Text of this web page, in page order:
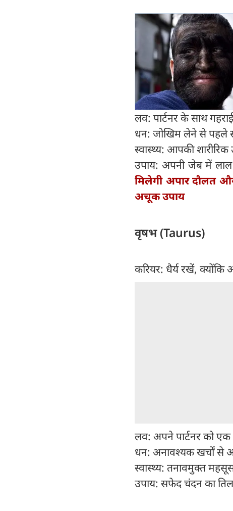
लव: पार्टनर के साथ
धन: जोखिम लेने से पहले
स्वास्थ्य: आपकी शारीरिक
उपाय: अपनी जेब में
मिलेगी अपार दौलत
अचूक उपाय
वृषभ (Taurus)
करियर: धैर्य रखें, क्योंकि
लव: अपने पार्टनर को एक
धन: अनावश्यक खर्चों से
स्वास्थ्य: तनावमुक्त
उपाय: सफेद चंदन का